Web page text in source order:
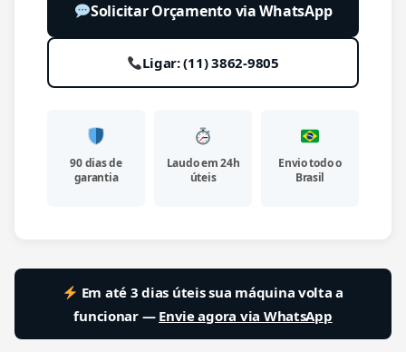
Solicitar Orçamento via WhatsApp
Ligar: (11) 3862-9805
90 dias de
garantia
Laudo em 24h
úteis
Envio todo o
Brasil
Em até 3 dias úteis sua máquina volta a
funcionar — Envie agora via WhatsApp